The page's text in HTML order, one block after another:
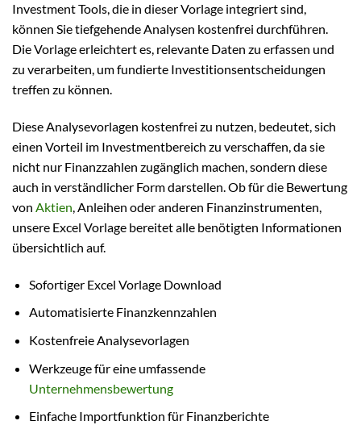
Investment Tools, die in dieser Vorlage integriert sind,
können Sie tiefgehende Analysen kostenfrei durchführen.
Die Vorlage erleichtert es, relevante Daten zu erfassen und
zu verarbeiten, um fundierte Investitionsentscheidungen
treffen zu können.
Diese Analysevorlagen kostenfrei zu nutzen, bedeutet, sich
einen Vorteil im Investmentbereich zu verschaffen, da sie
nicht nur Finanzzahlen zugänglich machen, sondern diese
auch in verständlicher Form darstellen. Ob für die Bewertung
von Aktien, Anleihen oder anderen Finanzinstrumenten,
unsere Excel Vorlage bereitet alle benötigten Informationen
übersichtlich auf.
Sofortiger Excel Vorlage Download
Automatisierte Finanzkennzahlen
Kostenfreie Analysevorlagen
Werkzeuge für eine umfassende
Unternehmensbewertung
Einfache Importfunktion für Finanzberichte